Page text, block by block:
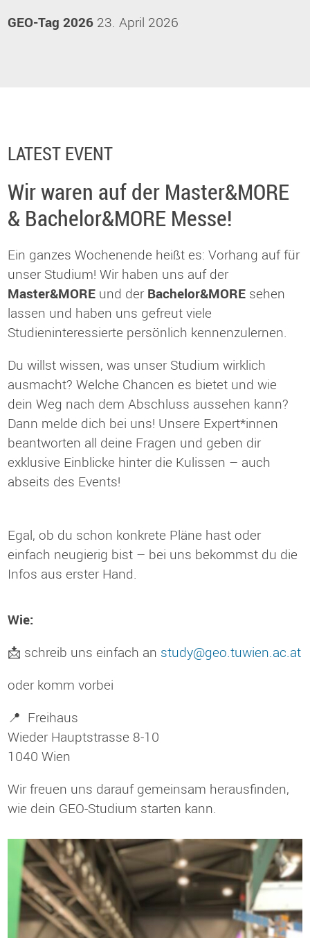
GEO-Tag 2026 23. April 2026
LATEST EVENT
Wir waren auf der Master&MORE
& Bachelor&MORE Messe!
Ein ganzes Wochenende heißt es: Vorhang auf für
unser Studium! Wir haben uns auf der
Master&MORE und derBachelor&MORE sehen
lassen und haben uns gefreut viele
Studieninteressierte persönlich kennenzulernen.
Du willst wissen, was unser Studium wirklich
ausmacht? Welche Chancen es bietet und wie
dein Weg nach dem Abschluss aussehen kann?
Dann melde dich bei uns! Unsere Expert*innen
beantworten all deine Fragen und geben dir
exklusive Einblicke hinter die Kulissen – auch
abseits des Events!
Egal, ob du schon konkrete Pläne hast oder
einfach neugierig bist – bei uns bekommst du die
Infos aus erster Hand.
Wie:
📩 schreib uns einfach an study@geo.tuwien.ac.at
oder komm vorbei
📍 Freihaus
Wieder Hauptstrasse 8-10
1040 Wien
Wir freuen uns darauf gemeinsam herausfinden,
wie dein GEO-Studium starten kann.